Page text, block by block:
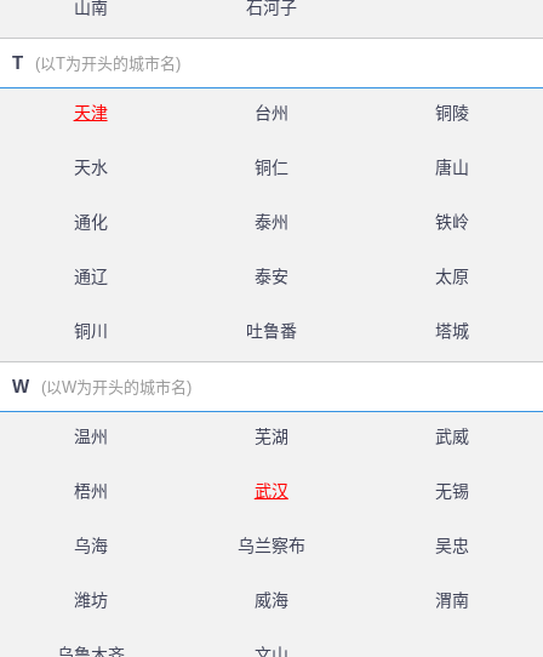
山南 石河子
T (以T为开头的城市名)
天津 台州 铜陵
天水 铜仁 唐山
通化 泰州 铁岭
通辽 泰安 太原
铜川 吐鲁番 塔城
W (以W为开头的城市名)
温州 芜湖 武威
梧州 武汉 无锡
乌海 乌兰察布 吴忠
潍坊 威海 渭南